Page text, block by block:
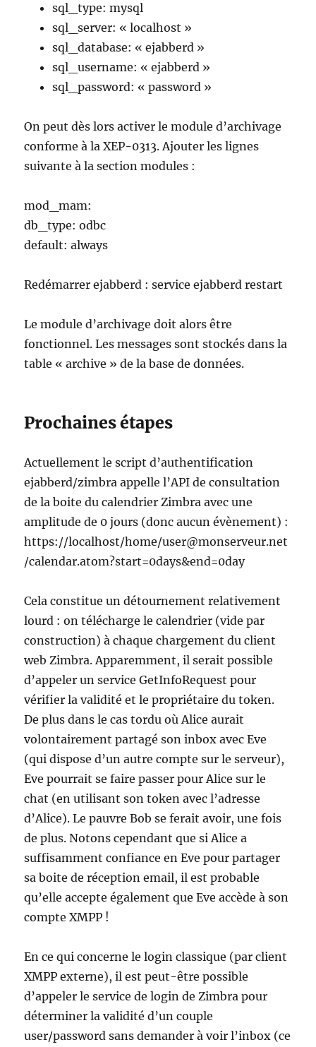
sql_type: mysql
sql_server: « localhost »
sql_database: « ejabberd »
sql_username: « ejabberd »
sql_password: « password »
On peut dès lors activer le module d’archivage
conforme à la XEP-0313. Ajouter les lignes
suivante à la section modules :
mod_mam:
db_type: odbc
default: always
Redémarrer ejabberd : service ejabberd restart
Le module d’archivage doit alors être
fonctionnel. Les messages sont stockés dans la
table « archive » de la base de données.
Prochaines étapes
Actuellement le script d’authentification
ejabberd/zimbra appelle l’API de consultation
de la boite du calendrier Zimbra avec une
amplitude de 0 jours (donc aucun évènement) :
https://localhost/home/user@monserveur.net
/calendar.atom?start=0days&end=0day
Cela constitue un détournement relativement
lourd : on télécharge le calendrier (vide par
construction) à chaque chargement du client
web Zimbra. Apparemment, il serait possible
d’appeler un service GetInfoRequest pour
vérifier la validité et le propriétaire du token.
De plus dans le cas tordu où Alice aurait
volontairement partagé son inbox avec Eve
(qui dispose d’un autre compte sur le serveur),
Eve pourrait se faire passer pour Alice sur le
chat (en utilisant son token avec l’adresse
d’Alice). Le pauvre Bob se ferait avoir, une fois
de plus. Notons cependant que si Alice a
suffisamment confiance en Eve pour partager
sa boite de réception email, il est probable
qu’elle accepte également que Eve accède à son
compte XMPP !
En ce qui concerne le login classique (par client
XMPP externe), il est peut-être possible
d’appeler le service de login de Zimbra pour
déterminer la validité d’un couple
user/password sans demander à voir l’inbox (ce